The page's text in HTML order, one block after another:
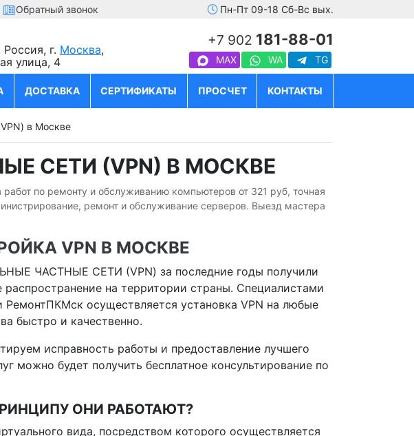
Обратный звонок Пн-Пт 09-18 Сб-Вс вых.
Россия, г. Москва,
улица, 4
+7 902 181-88-01
MAX WA TG
ДОСТАВКА СЕРТИФИКАТЫ ПРОСЧЕТ КОНТАКТЫ
в Москве
СЕТИ (VPN) В МОСКВЕ
по ремонту и обслуживанию компьютеров от 321 руб, точная
ремонт и обслуживание серверов. Выезд мастера
VPN В МОСКВЕ
ЧАСТНЫЕ СЕТИ (VPN) за последние годы получили
распространение на территории страны. Специалистами
РемонтПКМск осуществляется установка VPN на любые
быстро и качественно.
исправность работы и предоставление лучшего
можно будет получить бесплатное консультирование по
ОНИ РАБОТАЮТ?
вида, посредством которого осуществляется